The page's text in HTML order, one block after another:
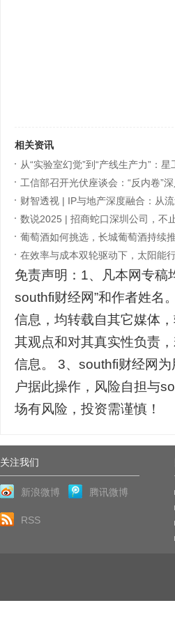
相关资讯
从“实验室幻觉”到“产线生产力”：
工信部召开光伏座谈会：“反内卷”
财智透视 | IP与地产深度融合：从
数说2025 | 招商蛇口深圳公司，不
葡萄酒如何挑选，长城葡萄酒持续
06)
在效率与成本双轮驱动下，太阳能
25)
免责声明：1、凡本网专稿
southfi财经网”和作者姓名
信息，均转载自其它媒体
其观点和对其真实性负责
信息。 3、southfi财经网
户据此操作，风险自担与
场有风险，投资需谨慎！
关注我们
新浪微博 腾讯微博
RSS